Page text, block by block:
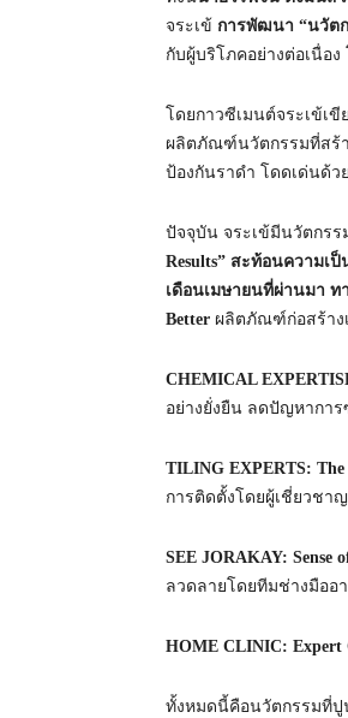
จระเข้ การพัฒนา “นวัต
กับผู้บริโภคอย่างต่อเนื่อ
โดยกาวซีเมนต์จระเข้เ
ผลิตภัณฑ์นวัตกรรมที่สร้า
ป้องกันราดำ โดดเด่นด้ว
ปัจจุบัน จระเข้มีนวัตกร
Results” สะท้อนความเ
เดือนเมษายนที่ผ่านมา
Better ผลิตภัณฑ์ก่อสร้าง
CHEMICAL
อย่างยั่งยืน ลดปัญหากา
TILING EXPERTS:
การติดตั้งโดยผู้เชี่ยวชาญ
SEE JORAKAY: Sense
ลวดลายโดยทีมช่างมืออ
HOME CLINIC: Expert
ทั้งหมดนี้คือนวัตกรรมที่ปู